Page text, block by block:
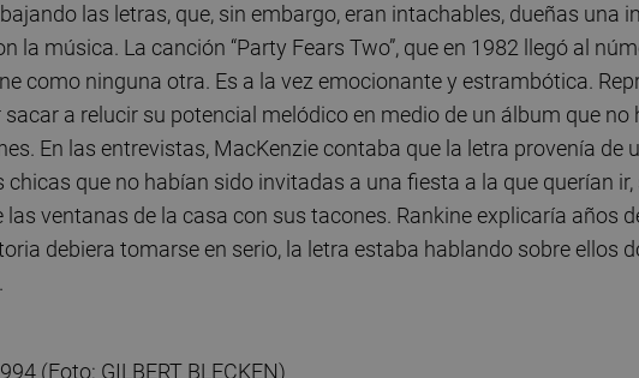
las letras, que, sin embargo, eran intachables, dueñas una
la música. La canción “Party Fears Two”, que en 1982 llegó al
como ninguna otra. Es a la vez emocionante y estrambótica.
a relucir su potencial melódico en medio de un álbum que no
En las entrevistas, MacKenzie contaba que la letra provenía de
chicas que no habían sido invitadas a una fiesta a la que querían ir,
ventanas de la casa con sus tacones. Rankine explicaría años
debiera tomarse en serio, la letra estaba hablando sobre ellos